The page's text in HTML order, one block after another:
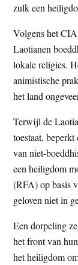
zulk een
Volgens het
Laotianen
lokale religies.
animistische
het land
Terwijl de
toestaat,
van niet-
een heiligdom
(RFA) op basis
geloven niet in
Een dorpeling
het front van
het heiligdom